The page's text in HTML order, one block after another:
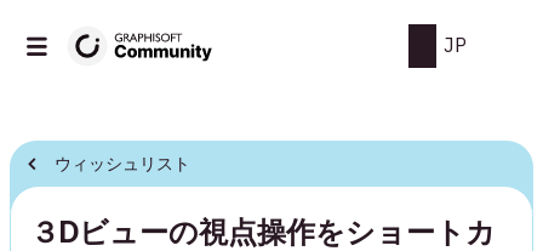
JP
ウィッシュリスト
３Dビューの視点操作をショートカ